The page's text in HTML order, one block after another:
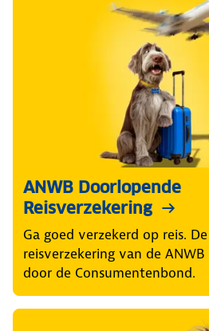
ANWB Doorlopende
Reisverzekering
Ga goed verzekerd op reis.
reisverzekering van de
door de Consumentenbond.